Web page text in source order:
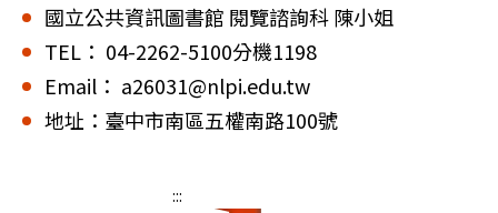
國立公共資訊圖書館 閱覽諮詢科 陳小姐
TEL： 04-2262-5100分機1198
Email： a26031@nlpi.edu.tw
地址：臺中市南區五權南路100號
:::